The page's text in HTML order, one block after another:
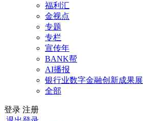
福利汇
金视点
专题
专栏
宣传年
BANK帮
AI播报
银行业数字金融创新成果展
全部
登录 注册